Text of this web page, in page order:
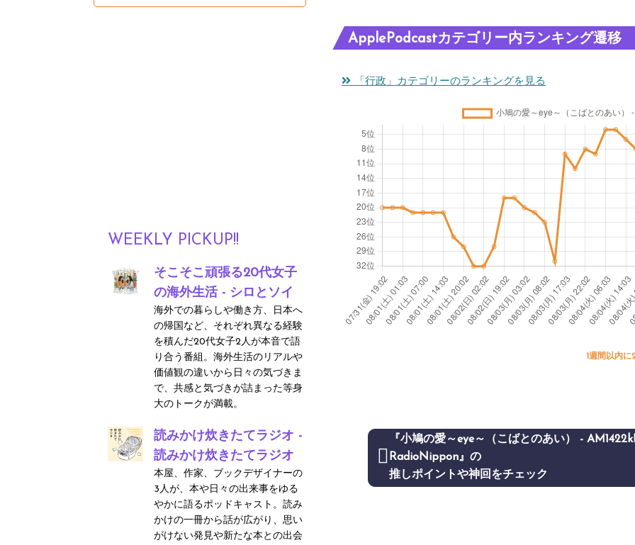
WEEKLY PICKUP!!
そこそこ頑張る20代女子
の海外生活 - シロとソイ
海外での暮らしや働き方、日本へ
の帰国など、それぞれ異なる経験
を積んだ20代女子2人が本音で語
り合う番組。海外生活のリアルや
価値観の違いから日々の気づきま
で、共感と気づきが詰まった等身
大のトークが満載。
読みかけ炊きたてラジオ -
読みかけ炊きたてラジオ
本屋、作家、ブックデザイナーの
3人が、本や日々の出来事をゆる
やかに語るポッドキャスト。読み
かけの一冊から話が広がり、思い
がけない発見や新たな本との出会
ApplePodcastカテゴリー内ランキング遷移
「行政」カテゴリーのランキングを見る
1週間以内
『小鳩の愛～eye～（こばとのあい） -
RadioNippon』の
推しポイントや神回をチェック